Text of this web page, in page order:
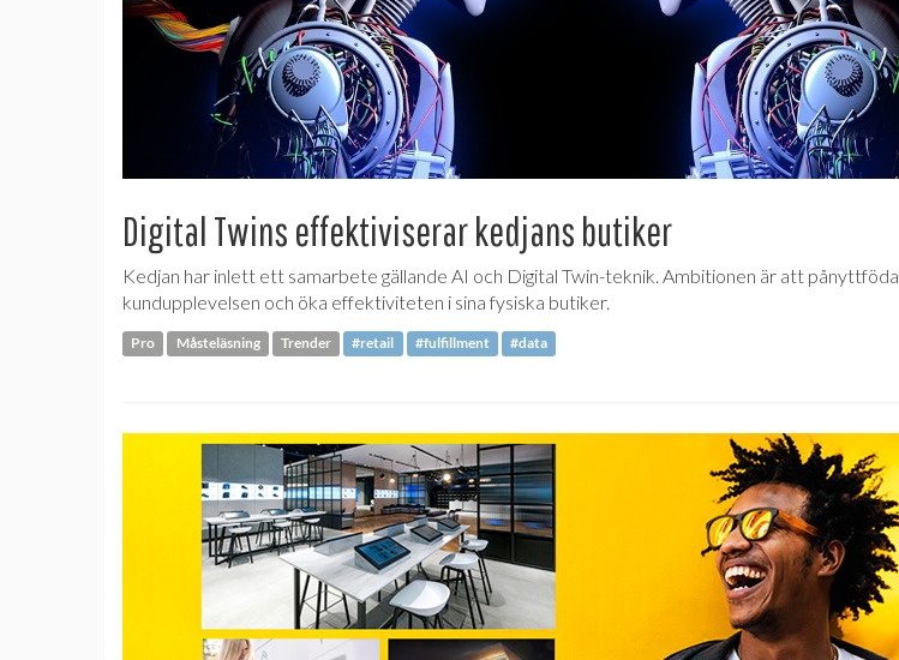
Digital Twins effektiviserar kedjans butiker
Kedjan har inlett ett samarbete gällande AI och Digital Twin-teknik. Ambitionen är att pånyttföda
kundupplevelsen och öka effektiviteten i sina fysiska butiker.
Pro Måsteläsning Trender #retail #fulfillment #data